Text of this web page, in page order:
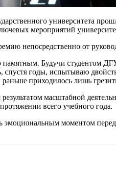
университета
мероприятий
непосредственно от
памятным. Будучи студентом
спустя годы, испытываю
приходилось лишь
масштабной
всего учебного года.
эмоциональным моментом